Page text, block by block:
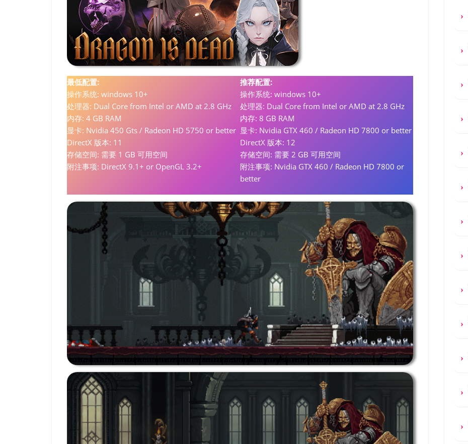
最低配置:
操作系统: windows 10+
处理器: Dual Core from Intel or AMD at 2.8 GHz
内存: 4 GB RAM
显卡: Nvidia 450 Gts / Radeon HD 5750 or better
DirectX 版本: 11
存储空间: 需要 1 GB 可用空间
附注事项: DirectX 9.1+ or OpenGL 3.2+
推荐配置:
操作系统: windows 10+
处理器: Dual Core from Intel or AMD at 2.8 GHz
内存: 8 GB RAM
显卡: Nvidia GTX 460 / Radeon HD 7800 or better
DirectX 版本: 12
存储空间: 需要 2 GB 可用空间
附注事项: Nvidia GTX 460 / Radeon HD 7800 or
better